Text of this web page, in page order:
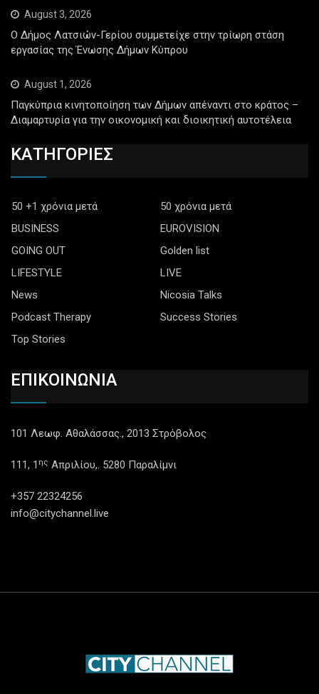
August 3, 2026
Ο Δήμος Λατσιών-Γερίου συμμετείχε στην τρίωρη στάση
εργασίας της Ένωσης Δήμων Κύπρου
August 1, 2026
Παγκύπρια κινητοποίηση των Δήμων απέναντι στο κράτος –
Διαμαρτυρία για την οικονομική και διοικητική αυτοτέλεια
ΚΑΤΗΓΟΡΙΕΣ
50 +1 χρόνια μετά
50 χρόνια μετά
BUSINESS
EUROVISION
GOING OUT
Golden list
LIFESTYLE
LIVE
News
Nicosia Talks
Podcast Therapy
Success Stories
Top Stories
ΕΠΙΚΟΙΝΩΝΙΑ
101 Λεωφ. Αθαλάσσας., 2013 Στρόβολος
111, 1 ης Απριλίου,. 5280 Παραλίμνι
+357 22324256
info@citychannel.live